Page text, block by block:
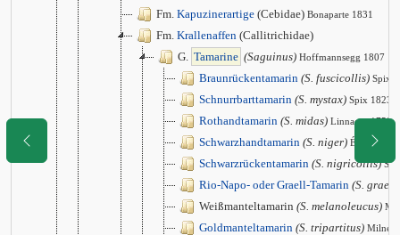
Fm. Kapuzinerartige (Cebidae) Bonaparte 1831
Fm. Krallenaffen (Callitrichidae)
G. Tamarine (Saguinus) Hoffmannsegg 1807
Braunrückentamarin (S. fuscicollis) Spix
Schnurrbarttamarin (S. mystax) Spix 1823
Rothandtamarin (S. midas) Linnaeus 1758
Schwarzhandtamarin (S. niger) É.
Schwarzrückentamarin (S. nigricollis)
Rio-Napo- oder Graell-Tamarin (S.
Weißmanteltamarin (S. melanoleucus)
Goldmanteltamarin (S. tripartitus) Milne